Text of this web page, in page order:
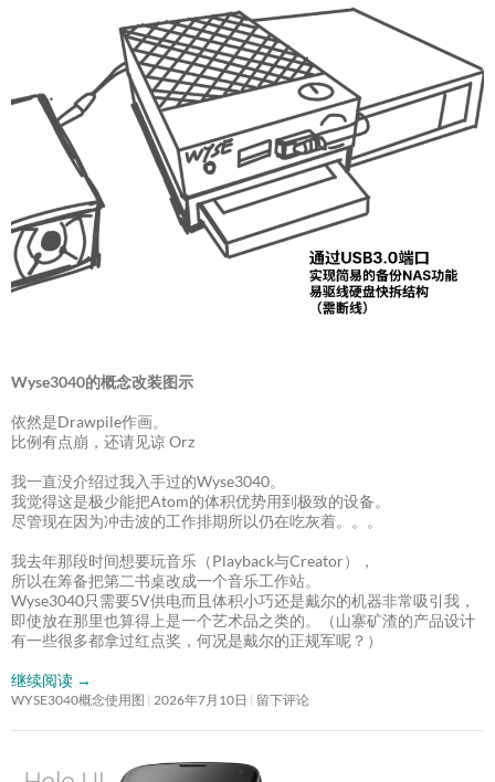
Wyse3040的概念改装图示
依然是Drawpile作画。
比例有点崩，还请见谅 Orz
我一直没介绍过我入手过的Wyse3040。
我觉得这是极少能把Atom的体积优势用到极致的设备。
尽管现在因为冲击波的工作排期所以仍在吃灰着。。。
我去年那段时间想要玩音乐（Playback与Creator），
所以在筹备把第二书桌改成一个音乐工作站。
Wyse3040只需要5V供电而且体积小巧还是戴尔的机器非常吸引我，
即使放在那里也算得上是一个艺术品之类的。（山寨矿渣的产品设计
有一些很多都拿过红点奖，何况是戴尔的正规军呢？）
继续阅读 →
WYSE3040概念使用图 2026年7月10日 留下评论